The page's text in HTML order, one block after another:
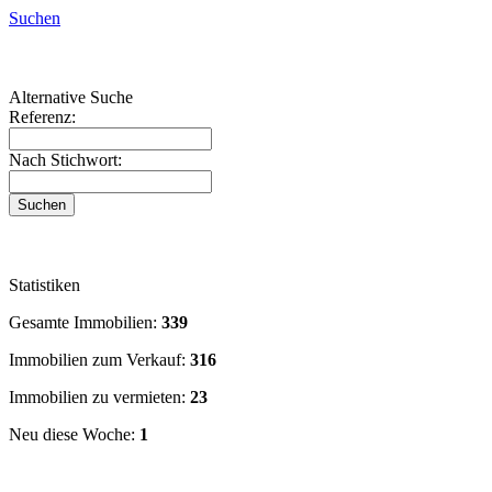
Santiago del Teide
Tanque (El)
Suchen
Alternative Suche
Referenz:
Nach Stichwort:
Statistiken
Gesamte Immobilien: 339
Immobilien zum Verkauf: 316
Immobilien zu vermieten: 23
Neu diese Woche: 1